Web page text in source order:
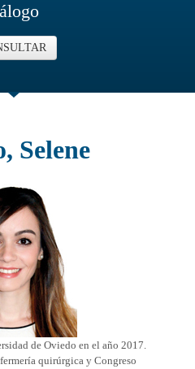
Selene
de Oviedo en el año 2017.
quirúrgica y Congreso